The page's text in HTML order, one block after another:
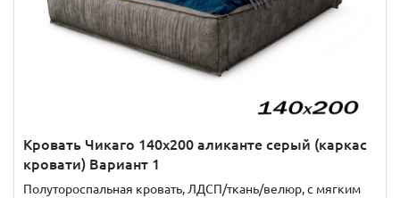
Кровать Чикаго 140х200 аликанте серый (каркас
кровати) Вариант 1
Полутороспальная кровать, ЛДСП/ткань/велюр, с мягким